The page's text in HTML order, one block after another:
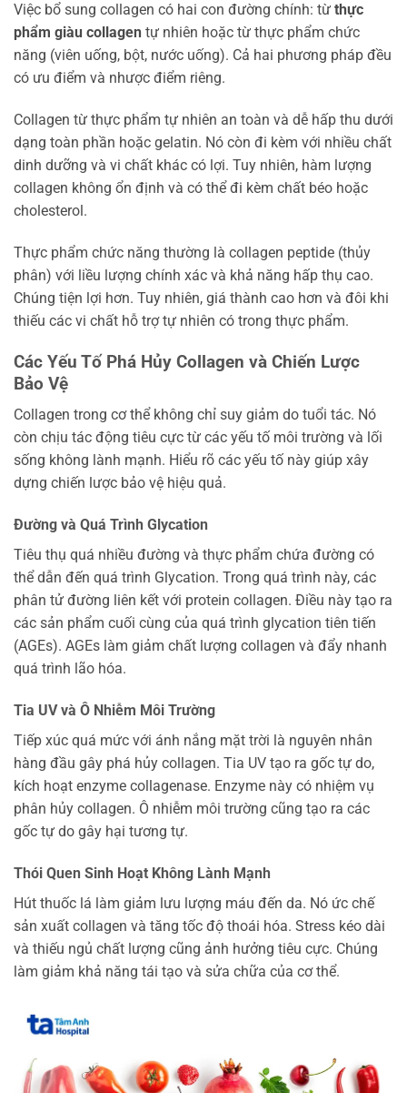
Việc bổ sung collagen có hai con đường chính: từ thực
phẩm giàu collagen tự nhiên hoặc từ thực phẩm chức
năng (viên uống, bột, nước uống). Cả hai phương pháp đều
có ưu điểm và nhược điểm riêng.
Collagen từ thực phẩm tự nhiên an toàn và dễ hấp thu dưới
dạng toàn phần hoặc gelatin. Nó còn đi kèm với nhiều chất
dinh dưỡng và vi chất khác có lợi. Tuy nhiên, hàm lượng
collagen không ổn định và có thể đi kèm chất béo hoặc
cholesterol.
Thực phẩm chức năng thường là collagen peptide (thủy
phân) với liều lượng chính xác và khả năng hấp thụ cao.
Chúng tiện lợi hơn. Tuy nhiên, giá thành cao hơn và đôi khi
thiếu các vi chất hỗ trợ tự nhiên có trong thực phẩm.
Các Yếu Tố Phá Hủy Collagen và Chiến Lược
Bảo Vệ
Collagen trong cơ thể không chỉ suy giảm do tuổi tác. Nó
còn chịu tác động tiêu cực từ các yếu tố môi trường và lối
sống không lành mạnh. Hiểu rõ các yếu tố này giúp xây
dựng chiến lược bảo vệ hiệu quả.
Đường và Quá Trình Glycation
Tiêu thụ quá nhiều đường và thực phẩm chứa đường có
thể dẫn đến quá trình Glycation. Trong quá trình này, các
phân tử đường liên kết với protein collagen. Điều này tạo ra
các sản phẩm cuối cùng của quá trình glycation tiên tiến
(AGEs). AGEs làm giảm chất lượng collagen và đẩy nhanh
quá trình lão hóa.
Tia UV và Ô Nhiễm Môi Trường
Tiếp xúc quá mức với ánh nắng mặt trời là nguyên nhân
hàng đầu gây phá hủy collagen. Tia UV tạo ra gốc tự do,
kích hoạt enzyme collagenase. Enzyme này có nhiệm vụ
phân hủy collagen. Ô nhiễm môi trường cũng tạo ra các
gốc tự do gây hại tương tự.
Thói Quen Sinh Hoạt Không Lành Mạnh
Hút thuốc lá làm giảm lưu lượng máu đến da. Nó ức chế
sản xuất collagen và tăng tốc độ thoái hóa. Stress kéo dài
và thiếu ngủ chất lượng cũng ảnh hưởng tiêu cực. Chúng
làm giảm khả năng tái tạo và sửa chữa của cơ thể.